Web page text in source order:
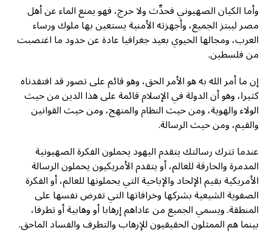
وأما الكيان الصهيوني فحدِّث ولا حرج، فهو يمنع الماء عن أهل
مصر ليبتز الجميع، وأجهزته الأمنية يستعين بها ملوك ورساء
العرب، ومجالها الحيوي بعيد جغرافيا عادة عن حدود ما اغتصبت
من فلسطين.
إن ما أمر الله به هو الأمر الحق، وهو قائم على تصور قد افتقدناه
كثيرا، وهو أن الدولة في الإسلام قائمة على هذا الدين من حيث
الولاء والهوية، ومن حيث النظام والمنهج، ومن حيث القوانين
والقيم، ومن حيث الرسالة.
عندما تترك رسالتك يتقدم اليهود يحملون الفكرة الصهيونية
المدمرة والحارقة للعالم، أو يتقدم الأمريكيون يحملون الرسالة
الأمريكية بقيم الإلحاد والإباحية التي يحملونها للعالم، أو الفكرة
الصفوية الشيعية بشركها وخرافاتها التي تفرض نفسها على
المنطقة. ويسمي الجميع من عاداهم إرهابا أو وهابية أو تطرفا،
بينما هم الممثلون الحقيقيون للإرهاب والتطرف والفساد الماحق.